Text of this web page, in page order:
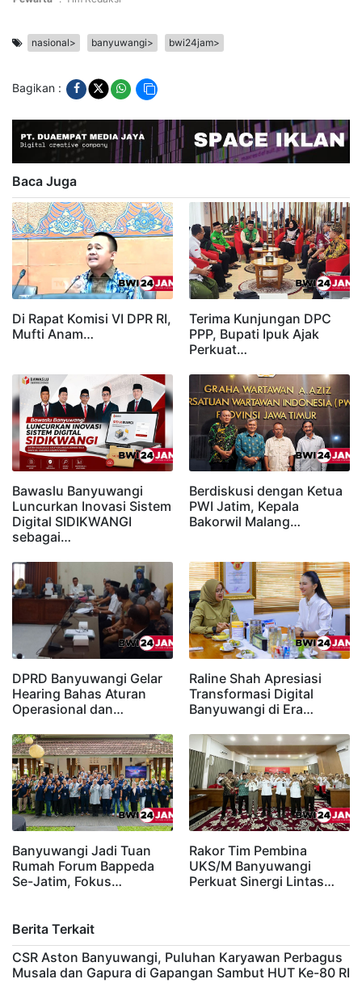
nasional> banyuwangi> bwi24jam>
Bagikan :
Baca Juga
Di Rapat Komisi VI DPR RI,
Mufti Anam…
Terima Kunjungan DPC
PPP, Bupati Ipuk Ajak
Perkuat…
Bawaslu Banyuwangi
Luncurkan Inovasi Sistem
Digital SIDIKWANGI
sebagai…
Berdiskusi dengan Ketua
PWI Jatim, Kepala
Bakorwil Malang…
DPRD Banyuwangi Gelar
Hearing Bahas Aturan
Operasional dan…
Raline Shah Apresiasi
Transformasi Digital
Banyuwangi di Era…
Banyuwangi Jadi Tuan
Rumah Forum Bappeda
Se-Jatim, Fokus…
Rakor Tim Pembina
UKS/M Banyuwangi
Perkuat Sinergi Lintas…
Berita Terkait
CSR Aston Banyuwangi, Puluhan Karyawan Perbagus
Musala dan Gapura di Gapangan Sambut HUT Ke-80 RI